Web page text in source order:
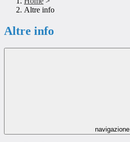
Altre info
Altre info
navigazione